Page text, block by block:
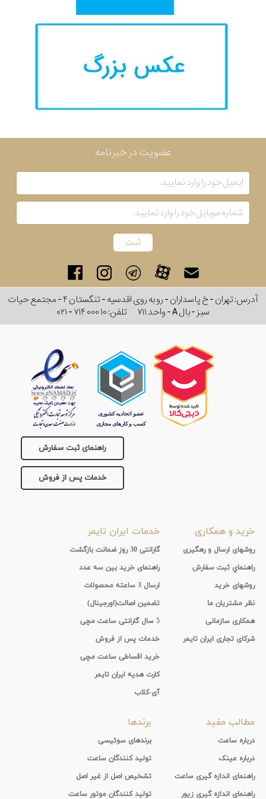
عضویت در خبرنامه
آدرس: تهران - خ پاسداران - رو به روی اقدسیه - تنگستان ۴ - مجتمع حیات
سبز - بال A - واحد ۷۱۱
تلفن:۰۲۱ - ۷۱۴ ۰۰۰ ۱۰
راهنمای ثبت سفارش
خدمات پس از فروش
خرید و همکاری
روشهای ارسال و رهگیری
راهنماي ثبت سفارش
روشهای خرید
نظر مشتریان ما
همکاری سازمانی
شرکای تجاری ایران تایمر
خدمات ایران تایمر
گارانتی 30 روز ضمانت بازگشت
راهنمای خرید بین سه عدد
ارسال 3 ساعته محصولات
تضمین اصالت(اورجینال)
5 سال گارانتی ساعت مچی
خدمات پس از فروش
خرید اقساطی ساعت مچی
کارت هدیه ایران تایمر
آی-کلاب
مطالب مفید
درباره ساعت
درباره عینک
راهنمای اندازه گیری ساعت
راهنمای اندازه گیری زیور
برندها
برندهای سوئیسی
تولید کنندگان ساعت
تشخیص اصل از غیر اصل
تولید کنندگان موتور ساعت